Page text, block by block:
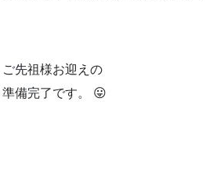
ご先祖様お迎えの
準備完了です。 😛